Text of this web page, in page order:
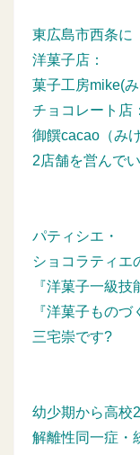
東広島市西条に
洋菓子店：
菓子工房mike(み
チョコレート店：
御饌cacao（み
2店舗を営んで
パティシエ・
ショコラティエ
『洋菓子一級技
『洋菓子もの
三宅崇です?
幼少期から高校
解離性同一症・